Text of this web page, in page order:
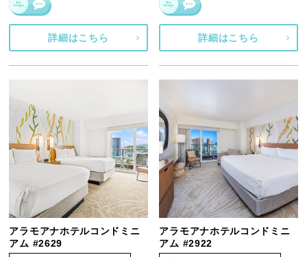
詳細はこちら 詳細はこちら
アラモアナホテルコンドミニ
アム #2629
アラモアナホテルコンドミニ
アム #2922